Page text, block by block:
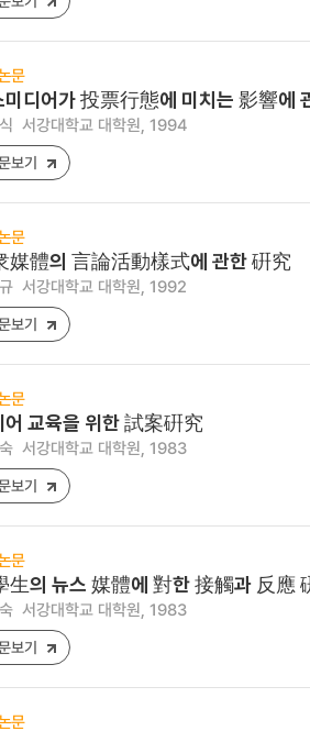
문
미디어가 投票行態에 미치는 影響에
서강대학교 대학원, 1994
보기
문
媒體의 言論活動樣式에 관한 硏究
서강대학교 대학원, 1992
보기
문
어 교육을 위한 試案硏究
서강대학교 대학원, 1983
보기
문
生의 뉴스 媒體에 對한 接觸과 反應
서강대학교 대학원, 1983
보기
문